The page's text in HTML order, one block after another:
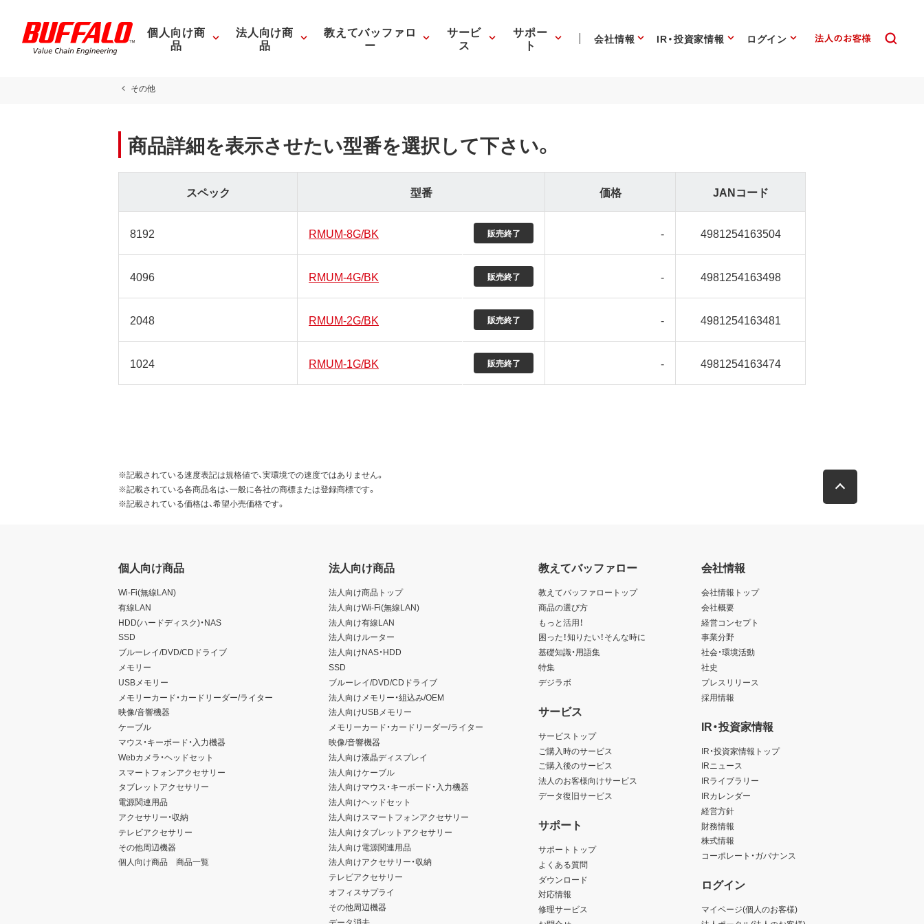
個人向け商
品
法人向け商
品
教えてバッファロ
ー
サービ
ス
サポー
ト 会社情報 IR・投資家情報 ログイン
その他
商品詳細を表示させたい型番を選択して下さい。
スペック 型番 価格 JANコード
8192 RMUM-8G/BK 販売終了 - 4981254163504
4096 RMUM-4G/BK 販売終了 - 4981254163498
2048 RMUM-2G/BK 販売終了 - 4981254163481
1024 RMUM-1G/BK 販売終了 - 4981254163474
※記載されている速度表記は規格値で、実環境での速度ではありません。
※記載されている各商品名は、一般に各社の商標または登録商標です。
※記載されている価格は、希望小売価格です。
個人向け商品
Wi-Fi(無線LAN)
有線LAN
HDD(ハードディスク)・NAS
SSD
ブルーレイ/DVD/CDドライブ
メモリー
USBメモリー
メモリーカード・カードリーダー/ライター
映像/音響機器
ケーブル
マウス・キーボード・入力機器
Webカメラ・ヘッドセット
スマートフォンアクセサリー
タブレットアクセサリー
電源関連用品
アクセサリー・収納
テレビアクセサリー
その他周辺機器
個人向け商品 商品一覧
法人向け商品
法人向け商品トップ
法人向けWi-Fi(無線LAN)
法人向け有線LAN
法人向けルーター
法人向けNAS・HDD
SSD
ブルーレイ/DVD/CDドライブ
法人向けメモリー・組込み/OEM
法人向けUSBメモリー
メモリーカード・カードリーダー/ライター
映像/音響機器
法人向け液晶ディスプレイ
法人向けケーブル
法人向けマウス・キーボード・入力機器
法人向けヘッドセット
法人向けスマートフォンアクセサリー
法人向けタブレットアクセサリー
法人向け電源関連用品
法人向けアクセサリー・収納
テレビアクセサリー
オフィスサプライ
その他周辺機器
教えてバッファロー
教えてバッファロートップ
商品の選び方
もっと活用！
困った！知りたい！そんな時に
基礎知識・用語集
特集
デジラボ
サービス
サービストップ
ご購入時のサービス
ご購入後のサービス
法人のお客様向けサービス
データ復旧サービス
サポート
サポートトップ
よくある質問
ダウンロード
対応情報
修理サービス
会社情報
会社情報トップ
会社概要
経営コンセプト
事業分野
社会・環境活動
社史
プレスリリース
採用情報
IR・投資家情報
IR・投資家情報トップ
IRニュース
IRライブラリー
IRカレンダー
経営方針
財務情報
株式情報
コーポレート・ガバナンス
ログイン
マイページ(個人のお客様)